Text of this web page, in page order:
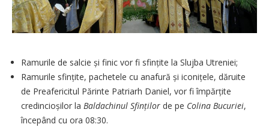
Ramurile de salcie și finic vor fi sfințite la Slujba Utreniei;
Ramurile sfințite, pachetele cu anafură și iconițele, dăruite
de Preafericitul Părinte Patriarh Daniel, vor fi împărțite
credincioșilor la Baldachinul Sfinților de pe Colina Bucuriei,
începând cu ora 08:30.